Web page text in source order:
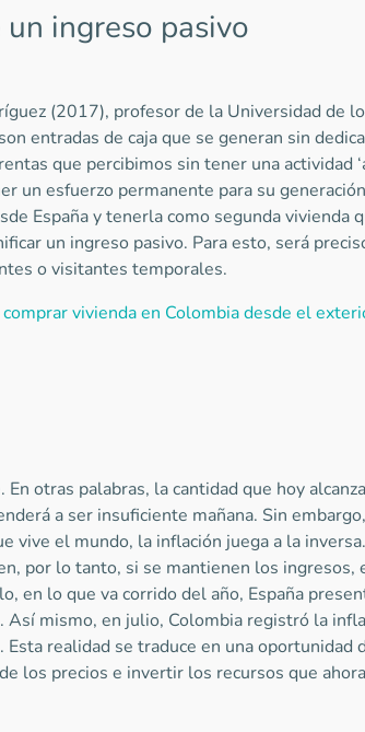
ingreso pasivo
(2017), profesor de la Universidad de
entradas de caja que se generan sin
que percibimos sin tener una actividad
un esfuerzo permanente para su
España y tenerla como segunda vivienda
un ingreso pasivo. Para esto, será
o visitantes temporales.
comprar vivienda en Colombia desde el
otras palabras, la cantidad que hoy
a ser insuficiente mañana. Sin
vive el mundo, la inflación juega a la
por lo tanto, si se mantienen los ingresos,
en lo que va corrido del año, España
mismo, en julio, Colombia registró la
Esta realidad se traduce en una oportunidad
los precios e invertir los recursos que ahora